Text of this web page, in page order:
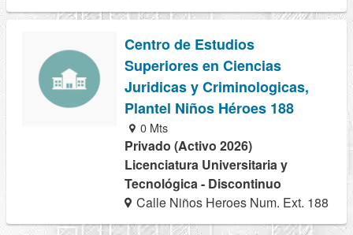
Centro de Estudios
Superiores en Ciencias
Juridicas y Criminologicas,
Plantel Niños Héroes 188
0 Mts
Privado (Activo 2026)
Licenciatura Universitaria y
Tecnológica - Discontinuo
Calle Niños Heroes Num. Ext. 188